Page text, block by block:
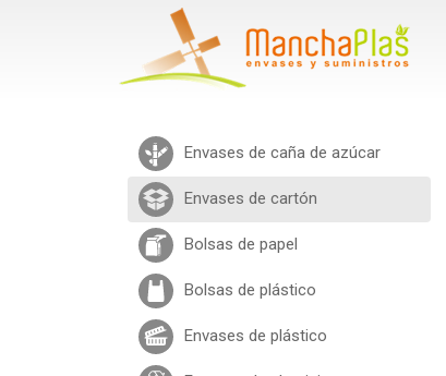
Envases de caña de azúcar
Envases de cartón
Bolsas de papel
Bolsas de plástico
Envases de plástico